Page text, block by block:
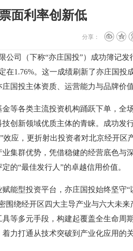
面利率创新低
分享：
公司（下称“亦庄国投”）成功簿记发
在1.76%。这一成绩刷新了亦庄国投
国投主体资质、运营能力与品牌价
等各类主流投资机构踊跃下单，全
创新领域优质主体的青睐。成功发
应，更折射出投资者对北京经开区
集群优势，凭借稳健的经营底色与
的“最佳发行人”的卓越信用价值。
能型投资平台，亦庄国投始终坚守“
围绕经开区四大主导产业与六大未来
等多元手段，构建起覆盖全生命周
力打通从技术突破到产业化应用的